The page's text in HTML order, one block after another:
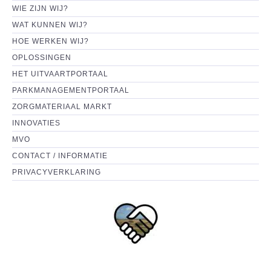
WIE ZIJN WIJ?
WAT KUNNEN WIJ?
HOE WERKEN WIJ?
OPLOSSINGEN
HET UITVAARTPORTAAL
PARKMANAGEMENTPORTAAL
ZORGMATERIAAL MARKT
INNOVATIES
MVO
CONTACT / INFORMATIE
PRIVACYVERKLARING